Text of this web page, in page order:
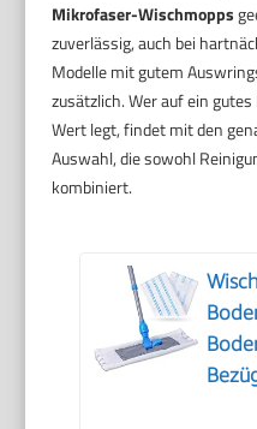
Mikrofaser-Wischmopps
zuverlässig, auch bei
Modelle mit gutem
zusätzlich. Wer auf ein
Wert legt, findet mit den
Auswahl, die sowohl
kombiniert.